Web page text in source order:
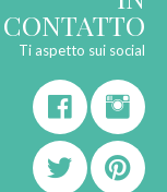
CONTATTO
Ti aspetto sui social